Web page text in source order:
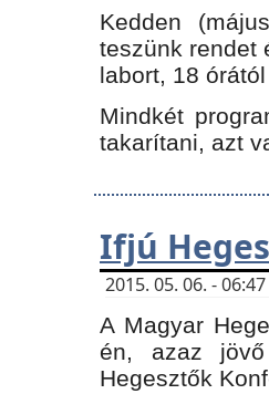
Kedden
teszünk rendet
labort, 18
Mindkét
takarítani, azt
Ifjú
2015. 05. 06. -
A Magyar
én, azaz
Hegesztők